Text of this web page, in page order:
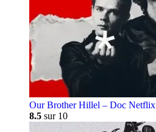
Our Brother Hillel – Doc Netflix
8.5 sur 10